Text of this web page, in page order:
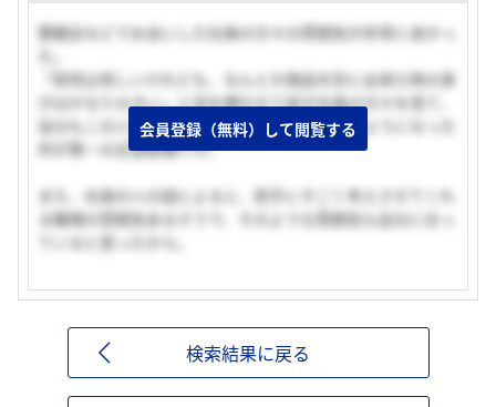
懇親会などでお会いした社員の方々の雰囲気が非常に良かっ
「研究は苦しいけれども、なんとか商品を形に出来た時の喜
びはかなり大きい」と目を輝かせて話す社員の方々を見て、
自分もこの人たちと一緒に仕事がしたい、思うようになった
所が第一の志望動機です。
また、社員の人の話によると、若手にすごく考えさせてくれ
る職場の雰囲気あるそうで、そのような雰囲気も自分に合っ
ていると思ったから。
会員登録（無料）して閲覧する
検索結果に戻る